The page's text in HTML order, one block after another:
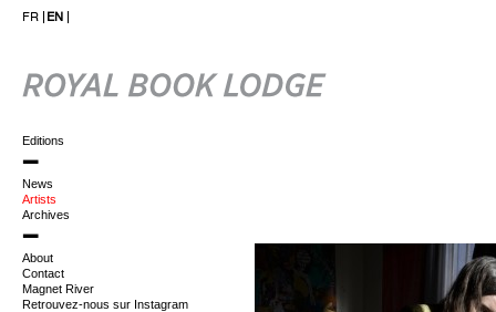
FR EN
Editions
News
Artists
Archives
About
Contact
Magnet River
Retrouvez-nous sur Instagram